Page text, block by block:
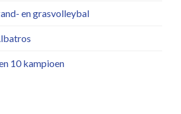
en grasvolleybal
10 kampioen